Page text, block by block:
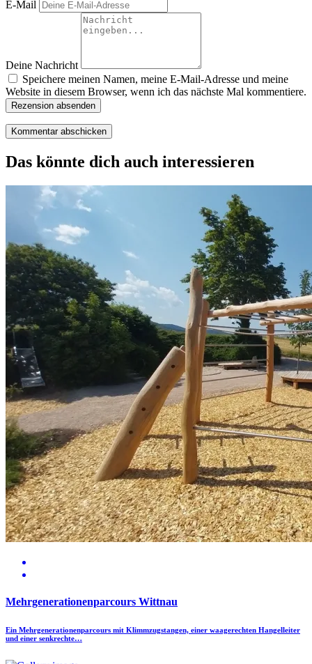
E-Mail
Deine Nachricht
Speichere meinen Namen, meine E-Mail-Adresse und meine
Website in diesem Browser, wenn ich das nächste Mal kommentiere.
Rezension absenden
Das könnte dich auch interessieren
Mehrgenerationenparcours Wittnau
Ein Mehrgenerationenparcours mit Klimmzugstangen, einer waagerechten Hangelleiter
und einer senkrechte…